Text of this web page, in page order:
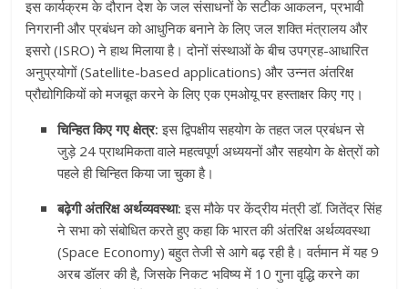
इस कार्यक्रम के दौरान देश के जल संसाधनों के सटीक आकलन, प्रभावी
निगरानी और प्रबंधन को आधुनिक बनाने के लिए जल शक्ति मंत्रालय और
इसरो (ISRO) ने हाथ मिलाया है। दोनों संस्थाओं के बीच उपग्रह-आधारित
अनुप्रयोगों (Satellite-based applications) और उन्नत अंतरिक्ष
प्रौद्योगिकियों को मजबूत करने के लिए एक एमओयू पर हस्ताक्षर किए गए।
चिन्हित किए गए क्षेत्र: इस द्विपक्षीय सहयोग के तहत जल प्रबंधन से
जुड़े 24 प्राथमिकता वाले महत्वपूर्ण अध्ययनों और सहयोग के क्षेत्रों को
पहले ही चिन्हित किया जा चुका है।
बढ़ेगी अंतरिक्ष अर्थव्यवस्था: इस मौके पर केंद्रीय मंत्री डॉ. जितेंद्र सिंह
ने सभा को संबोधित करते हुए कहा कि भारत की अंतरिक्ष अर्थव्यवस्था
(Space Economy) बहुत तेजी से आगे बढ़ रही है। वर्तमान में यह 9
अरब डॉलर की है, जिसके निकट भविष्य में 10 गुना वृद्धि करने का